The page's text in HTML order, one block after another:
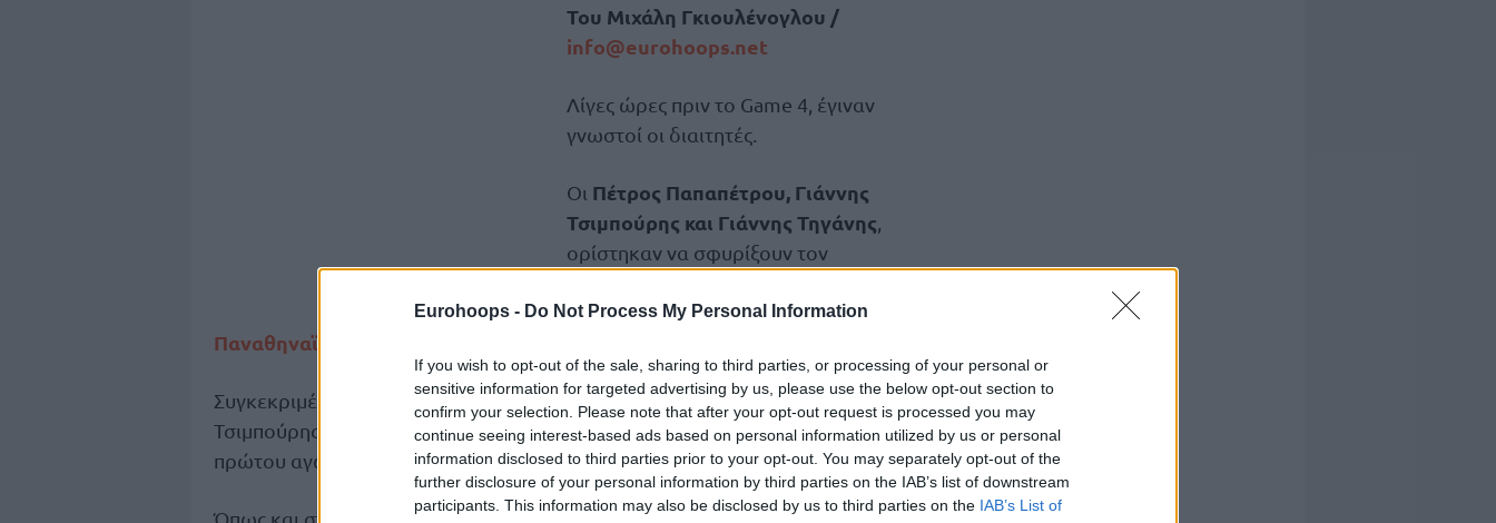
Eurohoops - Do Not Process My Personal Information
If you wish to opt-out of the sale, sharing to third parties, or processing of your personal or
sensitive information for targeted advertising by us, please use the below opt-out section to
confirm your selection. Please note that after your opt-out request is processed you may
continue seeing interest-based ads based on personal information utilized by us or personal
information disclosed to third parties prior to your opt-out. You may separately opt-out of the
further disclosure of your personal information by third parties on the IAB’s list of downstream
participants. This information may also be disclosed by us to third parties on the IAB’s List of
Του Μιχάλη Γκιουλένογλου /
info@eurohoops.net
Λίγες ώρες πριν το Game 4, έγιναν
γνωστοί οι διαιτητές.
Οι Πέτρος Παπαπέτρου, Γιάννης
Τσιμπούρης και Γιάννης Τηγάνης
ορίστηκαν να σφυρίξουν τον
Stoiximan GBL,Ολυμπιακός–
Παναθηναϊκός
Συγκεκριμένα ο Παπαπέτρου ήταν και στον 3ο τελικό της σειράς, ο
Τσιμπούρης στο Game 2 του ΣΕΦ, ενώ ο Τηγάνης ήταν στην τριάδα του
πρώτου αγώνα της σειράς στο ΟΑΚΑ.
Όπως και στους προηγούμενους Τελικούς, έτσι και σε αυτόν, η ΚΕΔ